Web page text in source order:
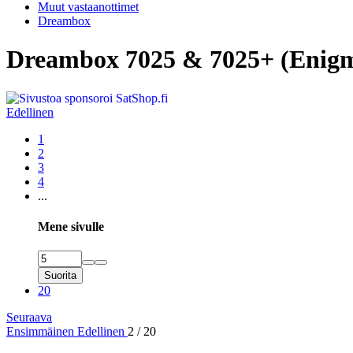
Muut vastaanottimet
Dreambox
Dreambox 7025 & 7025+
Edellinen
1
2
3
4
...
Mene sivulle
Suorita
20
Seuraava
Ensimmäinen Edellinen 2 / 20